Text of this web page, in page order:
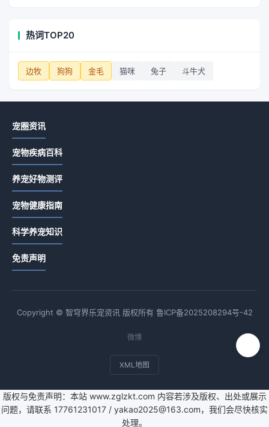
热词TOP20
边牧 狗狗 金毛 猫咪 兔子 斗牛犬
宠圈资讯
宠物疾病百科
养宠好物测评
宠物健康指南
科学养宠知识
免责声明
Copyright © 智穹界乐宠资讯 版权所有 鲁ICP备2025208294号-42
微博
XML地图
版权与免责声明：本站 www.zglzkt.com 内容若涉及版权、出处或展示
问题，请联系 17761231017 / yakao2025@163.com，我们会尽快核实
处理。